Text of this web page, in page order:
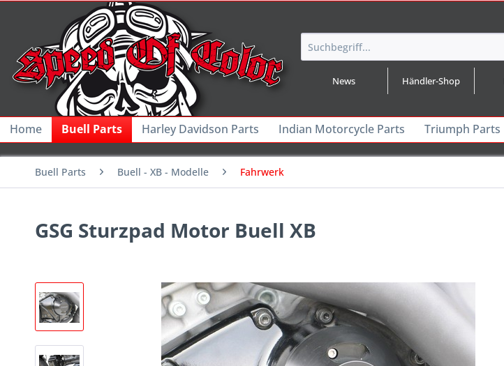
News Händler-Shop
Home Buell Parts Harley Davidson Parts Indian Motorcycle Parts Triumph Parts
Buell Parts Buell - XB - Modelle Fahrwerk
GSG Sturzpad Motor Buell XB